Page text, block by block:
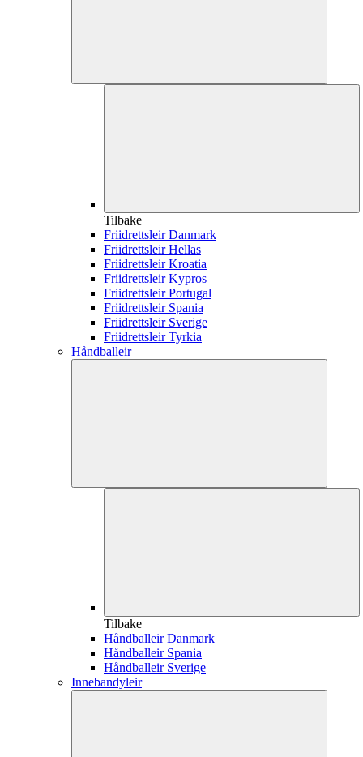
Tilbake
Friidrettsleir Danmark
Friidrettsleir Hellas
Friidrettsleir Kroatia
Friidrettsleir Kypros
Friidrettsleir Portugal
Friidrettsleir Spania
Friidrettsleir Sverige
Friidrettsleir Tyrkia
Håndballeir
Tilbake
Håndballeir Danmark
Håndballeir Spania
Håndballeir Sverige
Innebandyleir